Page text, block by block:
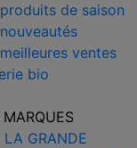
de saison
ventes
bio
MARQUES
LA GRANDE